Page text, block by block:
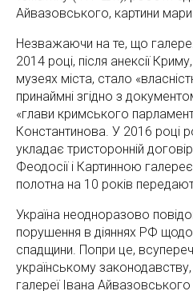
Айвазовського, картини
Незважаючи на те, що
2014 році, після анексії
музеях міста, стало
принаймні згідно з
«глави кримського
Константинова. У 2016 році
укладає тристоронній
Феодосії і Картинною
полотна на 10 років
Україна неодноразово
порушення в діяннях РФ щодо
спадщини. Попри це,
українському
галереї Івана